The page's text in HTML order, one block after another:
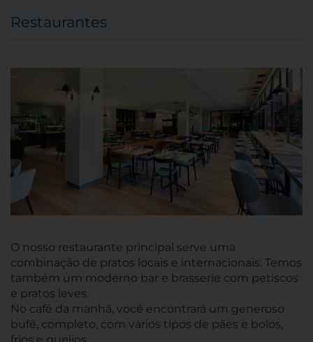
Restaurantes
O nosso restaurante principal serve uma
combinação de pratos locais e internacionais. Temos
também um moderno bar e brasserie com petiscos
e pratos leves.
No café da manhã, você encontrará um generoso
bufê, completo, com vários tipos de pães e bolos,